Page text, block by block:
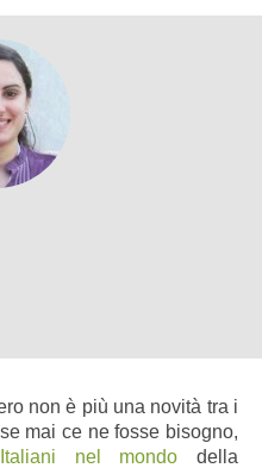
non è più una novità tra i
mai ce ne fosse bisogno,
nel mondo della